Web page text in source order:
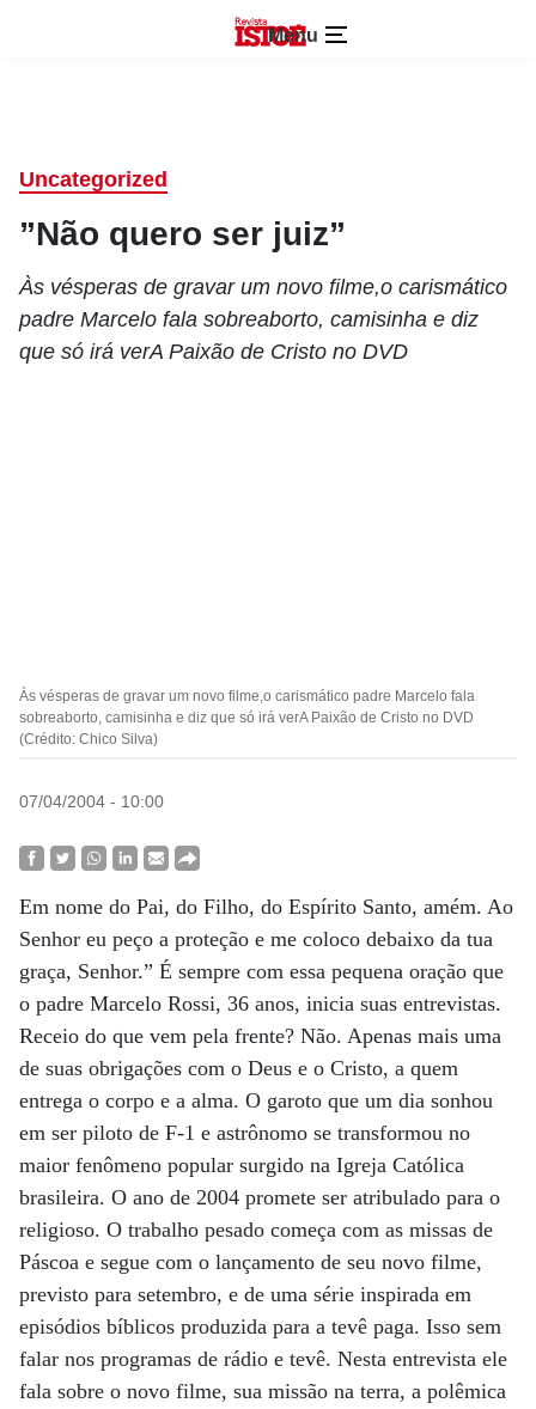
Menu
Uncategorized
”Não quero ser juiz”
Às vésperas de gravar um novo filme,o carismático
padre Marcelo fala sobreaborto, camisinha e diz
que só irá verA Paixão de Cristo no DVD
Às vésperas de gravar um novo filme,o carismático padre Marcelo fala
sobreaborto, camisinha e diz que só irá verA Paixão de Cristo no DVD
(Crédito: Chico Silva)
07/04/2004 - 10:00
Em nome do Pai, do Filho, do Espírito Santo, amém. Ao
Senhor eu peço a proteção e me coloco debaixo da tua
graça, Senhor.” É sempre com essa pequena oração que
o padre Marcelo Rossi, 36 anos, inicia suas entrevistas.
Receio do que vem pela frente? Não. Apenas mais uma
de suas obrigações com o Deus e o Cristo, a quem
entrega o corpo e a alma. O garoto que um dia sonhou
em ser piloto de F-1 e astrônomo se transformou no
maior fenômeno popular surgido na Igreja Católica
brasileira. O ano de 2004 promete ser atribulado para o
religioso. O trabalho pesado começa com as missas de
Páscoa e segue com o lançamento de seu novo filme,
previsto para setembro, e de uma série inspirada em
episódios bíblicos produzida para a tevê paga. Isso sem
falar nos programas de rádio e tevê. Nesta entrevista ele
fala sobre o novo filme, sua missão na terra, a polêmica